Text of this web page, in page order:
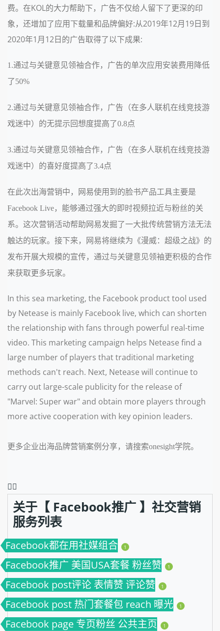
费。在KOL的大力帮助下，广告不仅给人留下了更深的印
象，还增加了应用下载量和品牌偏好:从2019年12月19日到
2020年1月12日的广告取得了以下成果:
1.通过与关键意见领袖合作，广告的单次应用安装费用降低
了50%
2.通过与关键意见领袖合作，广告（在多人联机在线竞技游
戏迷中）的无提示回想度提高了0.8点
3.通过与关键意见领袖合作，广告（在多人联机在线竞技游
戏迷中）的喜好度提高了3.4点
在此次出海营销中，网易使用到的脸书产品工具主要是
Facebook Live，能够通过强大的即时视频拉近与粉丝的关
系。这次营销活动帮助网易发掘了一大批传统营销方法无法
触达的玩家。接下来，网易将继续为《漫威：超级之战》的
发布开展大规模的宣传，通过与关键意见领袖更积极的合作
来获取更多玩家。
In this sea marketing, the Facebook product tool used
by Netease is mainly Facebook live, which can shorten
the relationship with fans through powerful real-time
video. This marketing campaign helps Netease find a
large number of players that traditional marketing
methods can't reach. Next, Netease will continue to
carry out large-scale publicity for the release of
"Marvel: Super war" and obtain more players through
more active cooperation with key opinion leaders.
更多企业出海品牌营销案例分享，请搜索onesight学院。
❤️‍🔥
关于【 Facebook推广 】社交营销
服务列表
Facebook都在用社媒组合 1
Facebook推广 美国USA套餐 粉丝赞 1
Facebook post评论 表情赞 评论赞 1
Facebook post 热门套餐包 reach 曝光 1
Facebook page 专页粉丝 公共主页 1